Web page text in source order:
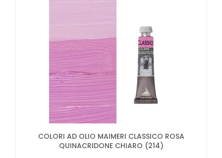
COLORI AD OLIO MAIMERI CLASSICO ROSA
QUINACRIDONE CHIARO (214)